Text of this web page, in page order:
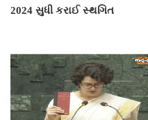
2024 સુધી કરાઈ સ્થગિત